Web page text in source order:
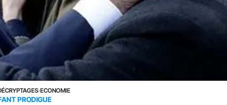
›ECONOMIE
PRODIGUE